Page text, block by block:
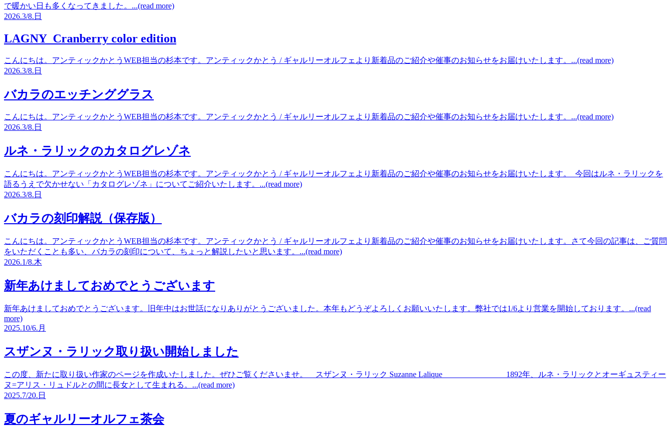
で暖かい日も多くなってきました。...(read more)
2026.3/8. 日
LAGNY Cranberry color edition
こんにちは。アンティックかとうWEB担当の杉本です。アンティックかとう / ギャルリーオルフェより新着品のご紹介や催事のお知らせをお届けいたします。...(read more)
2026.3/8. 日
バカラのエッチンググラス
こんにちは。アンティックかとうWEB担当の杉本です。アンティックかとう / ギャルリーオルフェより新着品のご紹介や催事のお知らせをお届けいたします。...(read more)
2026.3/8. 日
ルネ・ラリックのカタログレゾネ
こんにちは。アンティックかとうWEB担当の杉本です。アンティックかとう / ギャルリーオルフェより新着品のご紹介や催事のお知らせをお届けいたします。 今回はルネ・ラリックを
語るうえで欠かせない「カタログレゾネ」についてご紹介いたします。...(read more)
2026.3/8. 日
バカラの刻印解説（保存版）
こんにちは。アンティックかとうWEB担当の杉本です。アンティックかとう / ギャルリーオルフェより新着品のご紹介や催事のお知らせをお届けいたします。さて今回の記事は、ご質問
をいただくことも多い、バカラの刻印について、ちょっと解説したいと思います。...(read more)
2026.1/8.木
新年あけましておめでとうございます
新年あけましておめでとうございます。旧年中はお世話になりありがとうございました。本年もどうぞよろしくお願いいたします。弊社では1/6より営業を開始しております。...(read
more)
2025.10/6. 月
スザンヌ・ラリック取り扱い開始しました
この度、新たに取り扱い作家のページを作成いたしました。ぜひご覧くださいませ。 スザンヌ・ラリック Suzanne Lalique 1892年、ルネ・ラリックとオーギュスティー
ヌ=アリス・リュドルとの間に長女として生まれる。...(read more)
2025.7/20. 日
夏のギャルリーオルフェ茶会